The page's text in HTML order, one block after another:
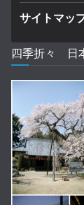
サイトマッ
四季折々 日